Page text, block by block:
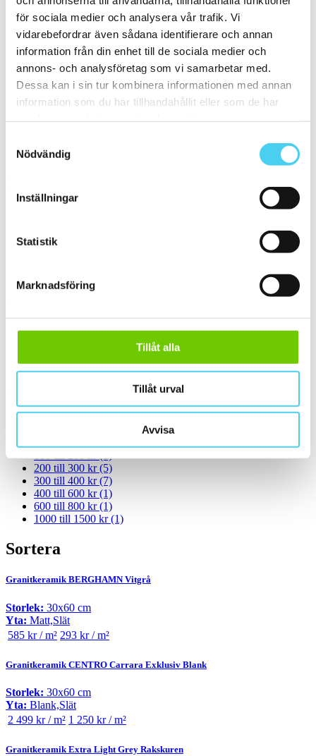
för sociala medier och analysera vår trafik. Vi
vidarebefordrar även sådana identifierare och annan
information från din enhet till de sociala medier och
annons- och analysföretag som vi samarbetar med.
Dessa kan i sin tur kombinera informationen med annan
information som du har tillhandahållit eller som de har
Nödvändig
Inställningar
Statistik
Marknadsföring
Tillåt alla
Tillåt urval
Avvisa
ca 60x10 cm(1)
60x10 cm(1)
ca 60x15 cm(1)
ca 60x20 cm(2)
58x20 cm(1)
60x20 cm (1)
55x33.3 cm(1)
60x25 cm(1)
Välj önskad yta:
Matt(12)
Kant
Välj en eller flera prisgrupper:
200 till 300 kr(5)
300 till 400 kr(7)
400 till 600 kr(1)
600 till 800 kr(1)
1000 till 1500 kr(1)
Sortera
Granitkeramik BERGHAMN Vitgrå
Storlek: 30x60 cm
Yta: Matt,Slät
585 kr / m² 293 kr / m²
Granitkeramik CENTRO Carrara Exklusiv Blank
Storlek: 30x60 cm
Yta: Blank,Slät
2 499 kr / m² 1 250 kr / m²
Granitkeramik Extra Light Grey Rakskuren